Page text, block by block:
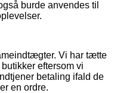
burde anvendes til
Vi har tætte
eftersom vi
betaling ifald de
en ordre.